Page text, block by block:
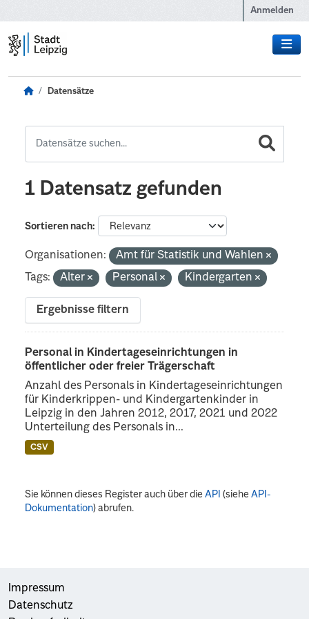
Anmelden
Datensätze
1 Datensatz gefunden
Sortieren nach
Organisationen:
Amt für Statistik und Wahlen
Tags:
Alter Personal Kindergarten
Ergebnisse filtern
Personal in Kindertageseinrichtungen in
öffentlicher oder freier Trägerschaft
Anzahl des Personals in Kindertageseinrichtungen
für Kinderkrippen- und Kindergartenkinder in
Leipzig in den Jahren 2012, 2017, 2021 und 2022
Unterteilung des Personals in...
CSV
Sie können dieses Register auch über dieAPI (sieheAPI-
Dokumentation) abrufen.
Impressum
Datenschutz